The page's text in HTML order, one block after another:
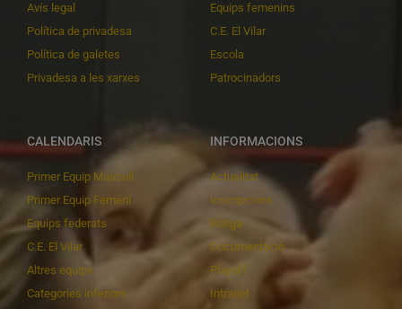
Avís legal
Política de privadesa
Política de galetes
Privadesa a les xarxes
Equips femenins
C.E. El Vilar
Escola
Patrocinadors
CALENDARIS
Primer Equip Masculí
Primer Equip Femení
Equips federats
C.E. El Vilar
Altres equips
Categories inferiors
INFORMACIONS
Actualitat
Inscripcions
Botiga
Documentació
Playoff
Intranet